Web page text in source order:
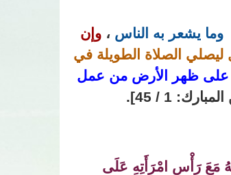
وما يشعر به الناس ، وإن
ليصلي الصلاة الطويلة في
على ظهر الأرض من عمل
1 / 45].
مَعَ رَأْسِ امْرَأَتِهِ عَلَى